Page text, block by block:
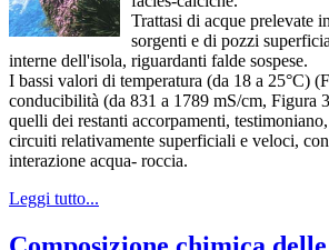
Trattasi di acque prelevate
sorgenti e di pozzi
interne dell'isola, riguardanti falde sospese.
I bassi valori di temperatura (da 18 a 25°C)
conducibilità (da 831 a 1789 mS/cm, Figura
quelli dei restanti accorpamenti,
circuiti relativamente superficiali e veloci,
interazione acqua- roccia.
Leggi tutto...